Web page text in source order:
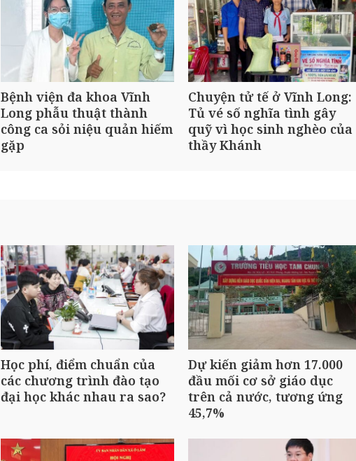
Bệnh viện đa khoa Vĩnh
Long phẫu thuật thành
công ca sỏi niệu quản hiếm
gặp
Chuyện tử tế ở Vĩnh Long:
Tủ vé số nghĩa tình gây
quỹ vì học sinh nghèo của
thầy Khánh
Học phí, điểm chuẩn của
các chương trình đào tạo
đại học khác nhau ra sao?
Dự kiến giảm hơn 17.000
đầu mối cơ sở giáo dục
trên cả nước, tương ứng
45,7%